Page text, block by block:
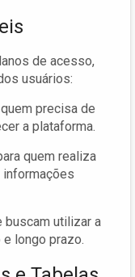
de acesso,
usuários:
precisa de
a plataforma.
quem realiza
buscam utilizar a
longo prazo.